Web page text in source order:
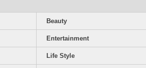
Beauty
Entertainment
Life Style